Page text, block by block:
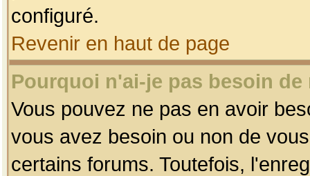
configuré.
Revenir en haut de page
Pourquoi n'ai-je pas besoin
Vous pouvez ne pas en avoir
vous avez besoin ou non de
certains forums. Toutefois,